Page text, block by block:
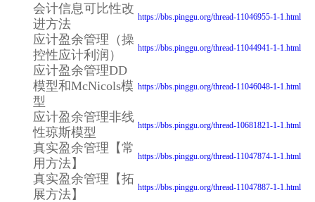
会计信息可比性改
进方法
https://bbs.pinggu.org/thread-11046955-1-1.html
应计盈余管理（操
控性应计利润）
https://bbs.pinggu.org/thread-11044941-1-1.html
应计盈余管理DD
模型和McNicols模
型
https://bbs.pinggu.org/thread-11046048-1-1.html
应计盈余管理非线
性琼斯模型
https://bbs.pinggu.org/thread-10681821-1-1.html
真实盈余管理【常
用方法】
https://bbs.pinggu.org/thread-11047874-1-1.html
真实盈余管理【拓
展方法】
https://bbs.pinggu.org/thread-11047887-1-1.html